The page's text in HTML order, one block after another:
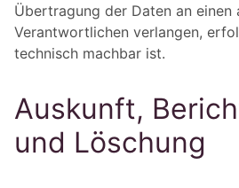
Übertragung der Daten an einen
Verantwortlichen verlangen,
technisch machbar ist.
Auskunft,
und Löschung